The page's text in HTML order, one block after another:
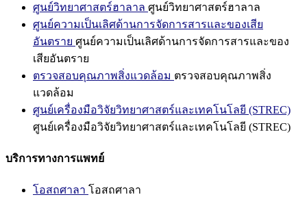
ศูนย์วิทยาศาสตร์ฮาลาล ศูนย์วิทยาศาสตร์ฮาลาล
ศูนย์ความเป็นเลิศด้านการจัดการสารและของเสีย
อันตราย ศูนย์ความเป็นเลิศด้านการจัดการสารและของ
เสียอันตราย
ตรวจสอบคุณภาพสิ่งแวดล้อม ตรวจสอบคุณภาพสิ่ง
แวดล้อม
ศูนย์เครื่องมือวิจัยวิทยาศาสตร์และเทคโนโลยี (STREC)
ศูนย์เครื่องมือวิจัยวิทยาศาสตร์และเทคโนโลยี (STREC)
บริการทางการแพทย์
โอสถศาลา โอสถศาลา